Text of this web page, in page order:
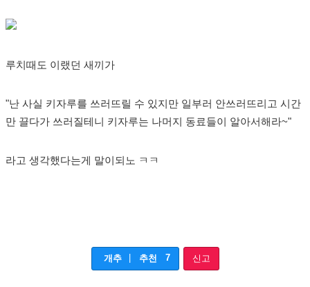
루치때도 이랬던 새끼가
"난 사실 키자루를 쓰러뜨릴 수 있지만 일부러 안쓰러뜨리고 시간
만 끌다가 쓰러질테니 키자루는 나머지 동료들이 알아서해라~"
라고 생각했다는게 말이되노 ㅋㅋ
개추 추천 7 신고